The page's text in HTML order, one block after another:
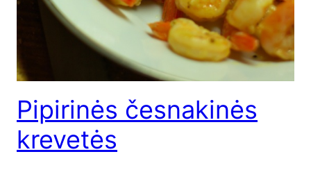
Pipirinės česnakinės
krevetės